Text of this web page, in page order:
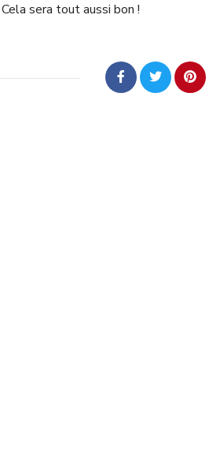
sera tout aussi bon !